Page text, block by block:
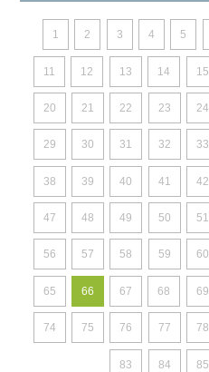
1 2 3 4 5
11 12 13 14 15
20 21 22 23 24
29 30 31 32 33
38 39 40 41 42
47 48 49 50 51
56 57 58 59 60
65 66 67 68 69
74 75 76 77 78
83 84 85